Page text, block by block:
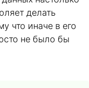
делать
что иначе в его
не было бы